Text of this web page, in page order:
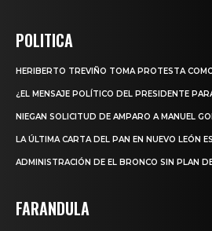
POLITICA
HERIBERTO TREVIÑO TOMA PROTESTA
¿EL MENSAJE POLÍTICO DEL PRESIDENTE
NIEGAN SOLICITUD DE AMPARO A MANUEL
LA ÚLTIMA CARTA DEL PAN EN NUEVO LEÓN
ADMINISTRACIÓN DE EL BRONCO SIN PLAN
FARANDULA